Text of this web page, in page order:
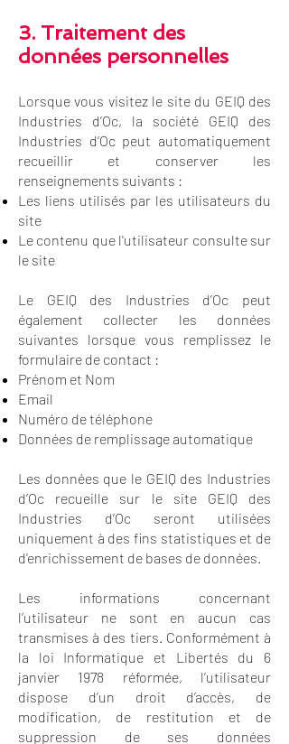
3. Traitement des
données personnelles
Lorsque vous visitez le site du GEIQ des
Industries d’Oc, la société GEIQ des
Industries d’Oc peut automatiquement
recueillir et conserver les
renseignements suivants :
Les liens utilisés par les utilisateurs du
site
Le contenu que l'utilisateur consulte sur
le site
Le GEIQ des Industries d’Oc peut
également collecter les données
suivantes lorsque vous remplissez le
formulaire de contact :
Prénom et Nom
Email
Numéro de téléphone
Données de remplissage automatique
Les données que le GEIQ des Industries
d’Oc recueille sur le site GEIQ des
Industries d’Oc seront utilisées
uniquement à des fins statistiques et de
d'enrichissement de bases de données.
Les informations concernant
l’utilisateur ne sont en aucun cas
transmises à des tiers. Conformément à
la loi Informatique et Libertés du 6
janvier 1978 réformée, l’utilisateur
dispose d’un droit d’accès, de
modification, de restitution et de
suppression de ses données